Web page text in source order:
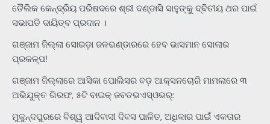
ତୈଲିକ କେନ୍ଦ୍ରିୟ ପରିଷଦରେ ଶ୍ରୀ ଦଣ୍ଡାସି ସାହୁଙ୍କୁ ଦ୍ବିତୀୟ ଥର ପାଇଁ
ସଭାପତି ଦାୟିତ୍ବ ପ୍ରଦାନ ।
ଗଞ୍ଜାମ ଜିଲ୍ଲା ସୋରଡ଼ା ଜଳଭଣ୍ଡାରରେ ହେବ ଭାସମାନ ସୋଲାର
ପ୍ରକଳ୍ପ!
ଗଞ୍ଜାମ ଜିଲ୍ଲାରେ ଆସିକା ପୋଲିସର ବଡ଼ ଆକ୍ସନଚୋରି ମାମଲାରେ ୩
ଅଭିଯୁକ୍ତ ଗିରଫ, ୫ଟି ବାଇକ୍ ଜବତଭଏସ୍‌ଓଭର୍:
ମୁକୁନ୍ଦପୁରରେ ବିଶ୍ୱ ଆଦିବାସୀ ଦିବସ ପାଳିତ, ଅଧିକାର ପାଇଁ ଏକତାର